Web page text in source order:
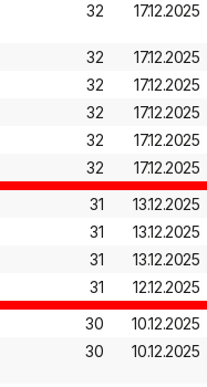
32
17.12.2025
32 17.12.2025
32
17.12.2025
32
17.12.2025
32
17.12.2025
32
17.12.2025
31
13.12.2025
31
13.12.2025
31
13.12.2025
31
12.12.2025
30
10.12.2025
30
10.12.2025